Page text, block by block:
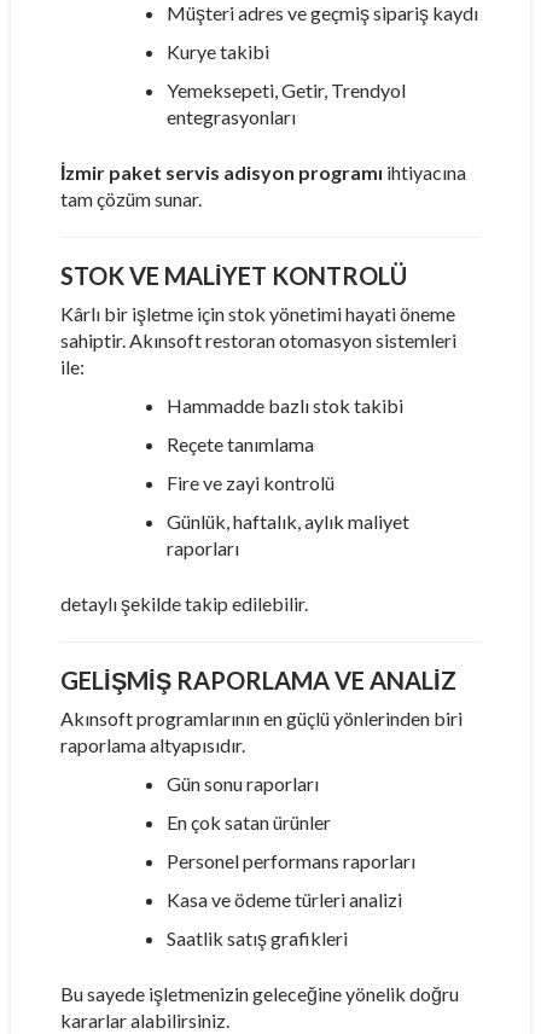
Müşteri adres ve geçmiş sipariş kaydı
Kurye takibi
Yemeksepeti, Getir, Trendyol
entegrasyonları
İzmir paket servis adisyon programı ihtiyacına
tam çözüm sunar.
STOK VE MALIYET KONTROLÜ
Kârlı bir işletme için stok yönetimi hayati öneme
sahiptir. Akınsoft restoran otomasyon sistemleri
ile:
Hammadde bazlı stok takibi
Reçete tanımlama
Fire ve zayi kontrolü
Günlük, haftalık, aylık maliyet
raporları
detaylı şekilde takip edilebilir.
GELIŞMIŞ RAPORLAMA VE ANALIZ
Akınsoft programlarının en güçlü yönlerinden biri
raporlama altyapısıdır.
Gün sonu raporları
En çok satan ürünler
Personel performans raporları
Kasa ve ödeme türleri analizi
Saatlik satış grafikleri
Bu sayede işletmenizin geleceğine yönelik doğru
kararlar alabilirsiniz.